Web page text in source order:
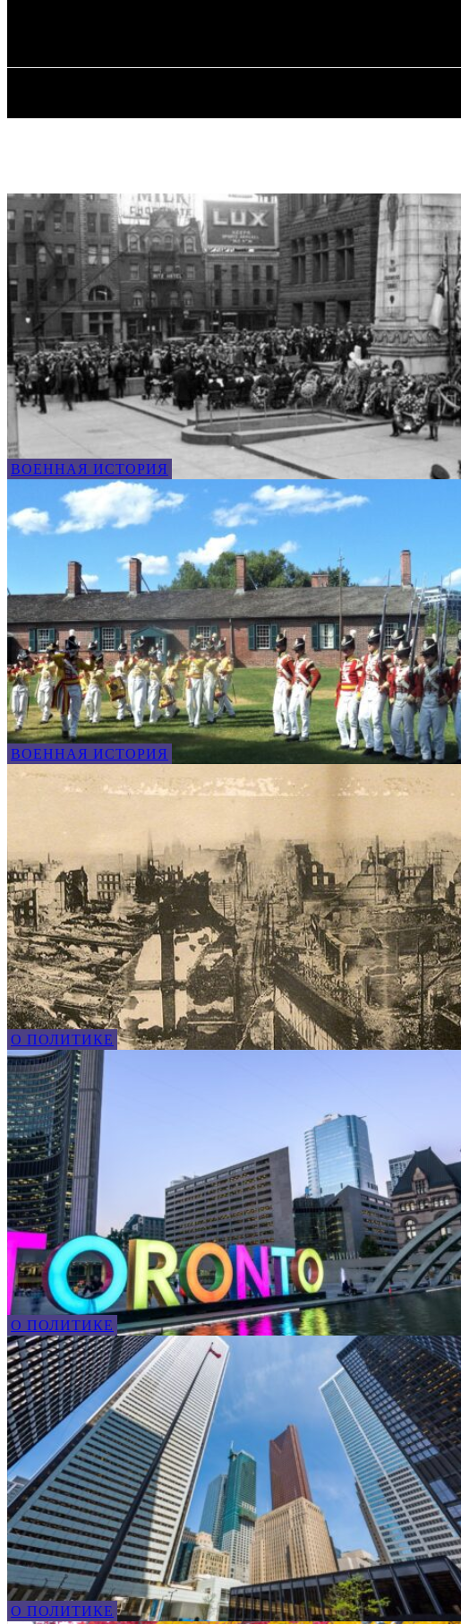
ВОЕННАЯ ИСТОРИЯ
ВОЕННАЯ ИСТОРИЯ
О ПОЛИТИКЕ
О ПОЛИТИКЕ
О ПОЛИТИКЕ